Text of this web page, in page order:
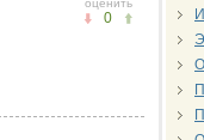
оценить
0